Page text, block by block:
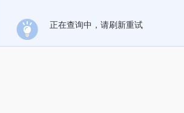
正在查询中，请刷新重试